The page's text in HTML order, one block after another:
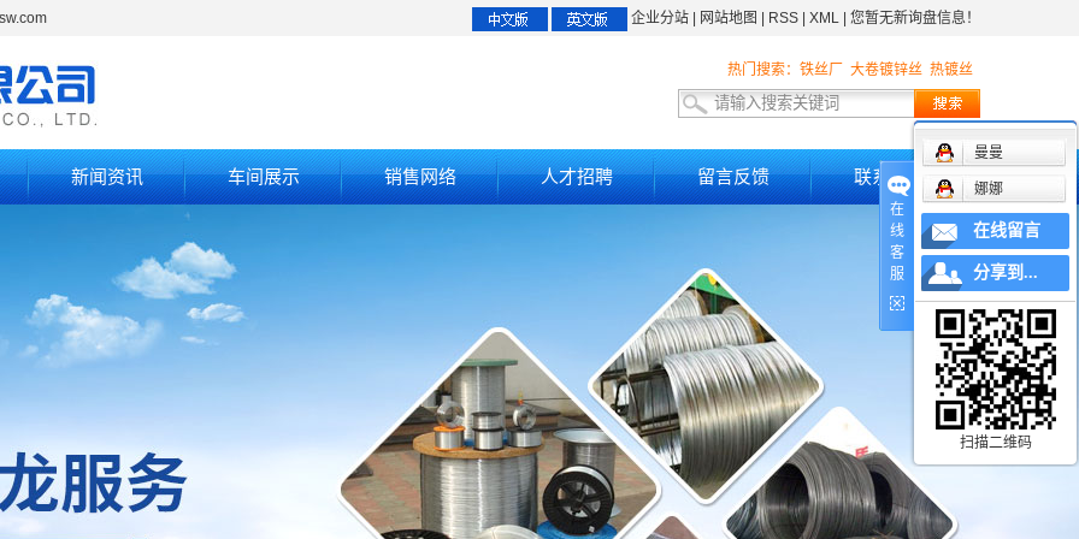
企业分站 网站地图 RSS XML 您暂无新询盘信息！
热门搜索： 铁丝厂 大卷镀锌丝 热镀丝
新闻资讯 车间展示 销售网络 人才招聘 留言反馈 联系我们
在
线
客
服
曼曼
娜娜
在线留言
分享到...
扫描二维码